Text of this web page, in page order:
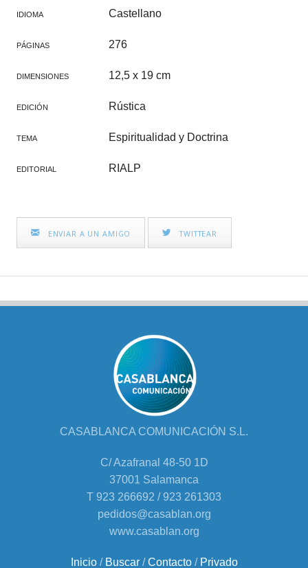
IDIOMA Castellano
PÁGINAS 276
DIMENSIONES 12,5 x 19 cm
EDICIÓN Rústica
TEMA Espiritualidad y Doctrina
EDITORIAL RIALP
ENVIAR A UN AMIGO TWITTEAR
CASABLANCA COMUNICACIÓN S.L.
C/ Azafranal 48-50 1D
37001 Salamanca
T 923 266692 / 923 261303
pedidos@casablan.org
www.casablan.org
Inicio/ Buscar/Contacto/ Privado